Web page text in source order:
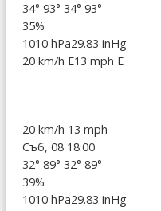
34° 93° 34° 93°
35%
1010 hPa29.83 inHg
20 km/h E13 mph E
20 km/h 13 mph
Съб, 08 18:00
32° 89° 32° 89°
39%
1010 hPa29.83 inHg